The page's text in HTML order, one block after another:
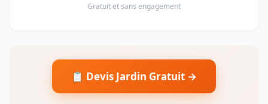
Gratuit et sans engagement
📋 Devis Jardin Gratuit →